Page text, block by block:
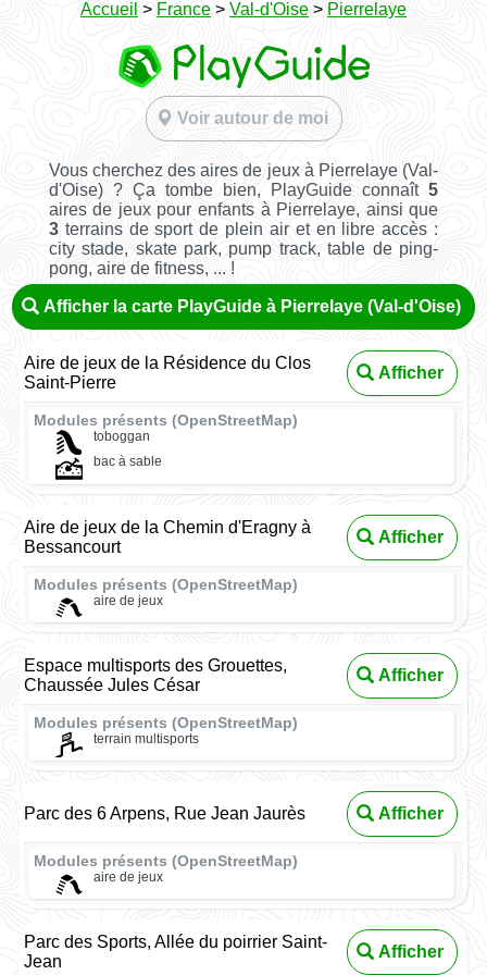
Accueil > France > Val-d'Oise > Pierrelaye
Voir autour de moi
Vous cherchez des aires de jeux à Pierrelaye (Val-
d'Oise) ? Ça tombe bien, PlayGuide connaît5
aires de jeux pour enfants à Pierrelaye, ainsi que
3terrains de sport de plein air et en libre accès :
city stade, skate park, pump track, table de ping-
pong, aire de fitness, ... !
Afficher la carte PlayGuide à Pierrelaye (Val-d'Oise)
Aire de jeux de la Résidence du Clos
Saint-Pierre
Afficher
Modules présents (OpenStreetMap)
toboggan
bac à sable
Aire de jeux de la Chemin d'Eragny à
Bessancourt
Afficher
Modules présents (OpenStreetMap)
aire de jeux
Espace multisports des Grouettes,
Chaussée Jules César
Afficher
Modules présents (OpenStreetMap)
terrain multisports
Parc des 6 Arpens, Rue Jean Jaurès Afficher
Modules présents (OpenStreetMap)
aire de jeux
Parc des Sports, Allée du poirrier Saint-
Jean
Afficher